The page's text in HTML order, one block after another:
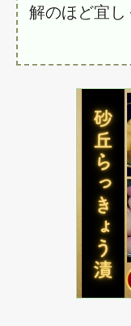
解のほど宜し